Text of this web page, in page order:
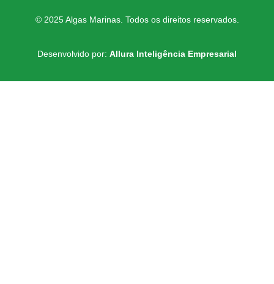
© 2025 Algas Marinas. Todos os direitos reservados.
Desenvolvido por: Allura Inteligência Empresarial